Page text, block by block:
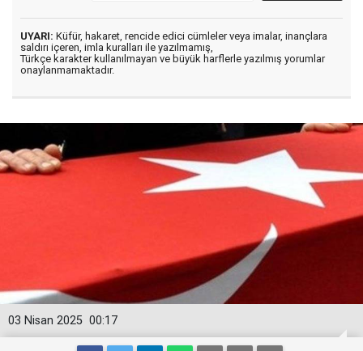
UYARI: Küfür, hakaret, rencide edici cümleler veya imalar, inançlara
saldırı içeren, imla kuralları ile yazılmamış,
Türkçe karakter kullanılmayan ve büyük harflerle yazılmış yorumlar
onaylanmamaktadır.
00:17
03 Nisan 2025